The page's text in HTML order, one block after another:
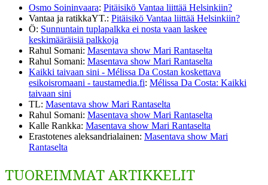
Osmo Soininvaara: Pitäisikö Vantaa liittää Helsinkiin?
Vantaa ja ratikkaYT.: Pitäisikö Vantaa liittää Helsinkiin?
Ö: Sunnuntain tuplapalkka ei nosta vaan laskee
keskimääräisiä palkkoja
Rahul Somani: Masentava show Mari Rantaselta
Rahul Somani: Masentava show Mari Rantaselta
Kaikki taivaan sini - Mélissa Da Costan koskettava
esikoisromaani - taustamedia.fi: Mélissa Da Costa: Kaikki
taivaan sini
TL: Masentava show Mari Rantaselta
Rahul Somani: Masentava show Mari Rantaselta
Kalle Rankka: Masentava show Mari Rantaselta
Erastotenes aleksandrialainen: Masentava show Mari
Rantaselta
TUOREIMMAT ARTIKKELIT